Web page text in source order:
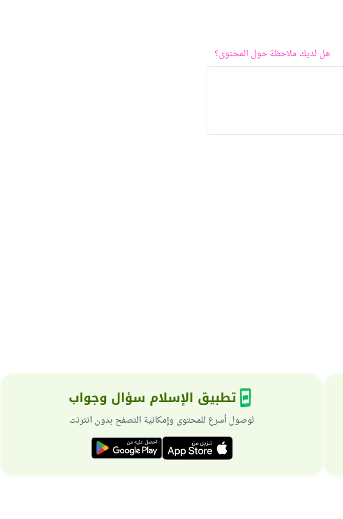
هل لديك ملاحظة حول المحتوى؟
تطبيق الإسلام سؤال وجواب
لوصول أسرع للمحتوى وإمكانية التصفح بدون انترنت